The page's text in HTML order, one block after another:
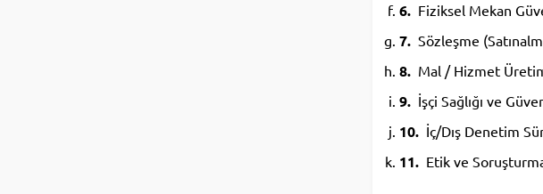
Fiziksel Mekan
Sözleşme
Mal / Hizmet
İşçi Sağlığı ve
İç/Dış Denetim
Etik ve